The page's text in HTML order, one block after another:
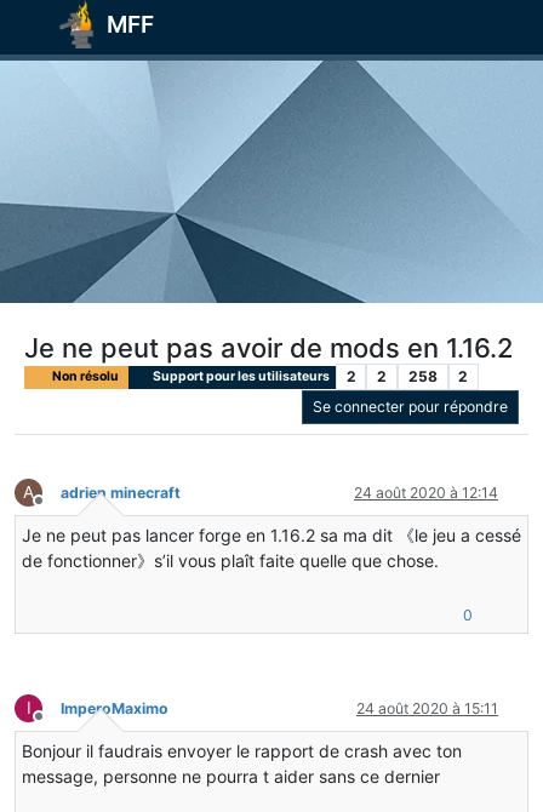
MFF
Je ne peut pas avoir de mods en 1.16.2
Non résolu Support pour les utilisateurs 2 2 258
2
Se connecter pour répondre
A
Hors-ligne
adrien minecraft 24 août 2020 à 12:14
Je ne peut pas lancer forge en 1.16.2 sa ma dit 《le jeu a cessé
de fonctionner》s’il vous plaît faite quelle que chose.
0
I
Hors-ligne
ImperoMaximo 24 août 2020 à 15:11
Bonjour il faudrais envoyer le rapport de crash avec ton
message, personne ne pourra t aider sans ce dernier